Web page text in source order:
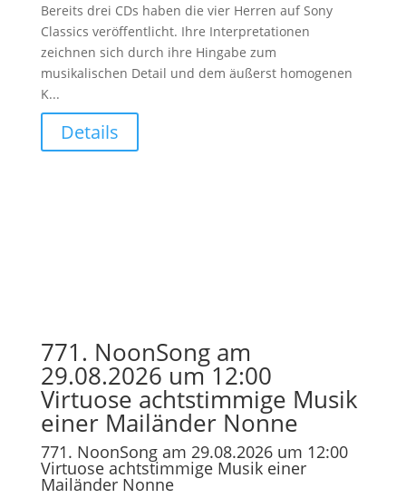
Bereits drei CDs haben die vier Herren auf Sony
Classics veröffentlicht. Ihre Interpretationen
zeichnen sich durch ihre Hingabe zum
musikalischen Detail und dem äußerst homogenen
K...
Details
771. NoonSong am
29.08.2026 um 12:00
Virtuose achtstimmige Musik
einer Mailänder Nonne
771. NoonSong am 29.08.2026 um 12:00
Virtuose achtstimmige Musik einer
Mailänder Nonne